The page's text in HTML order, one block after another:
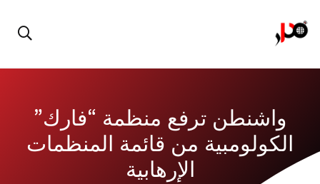
واشنطن ترفع منظمة “فارك”
الكولومبية من قائمة المنظمات
الإرهابية